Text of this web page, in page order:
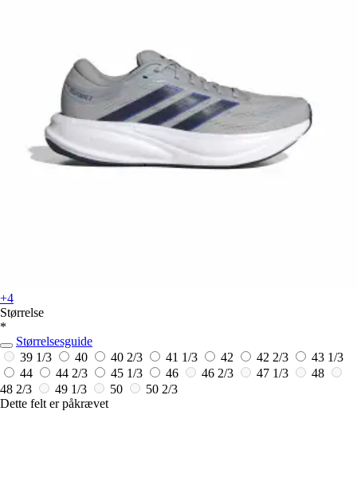
+4
Størrelse
*
Størrelsesguide
39 1/3
40 40 2/3 41 1/3 42 42 2/3
43 1/3
44
44 2/3 45 1/3 46 46 2/3 47 1/3
48
48 2/3
49 1/3 50
50 2/3
Dette felt er påkrævet